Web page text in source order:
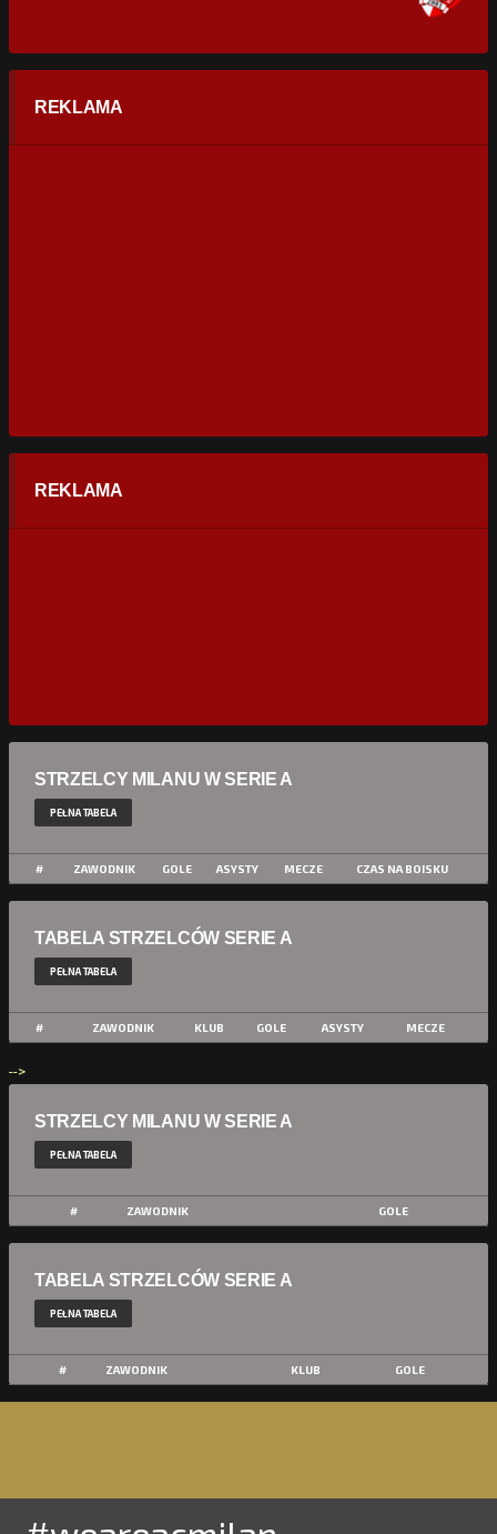
REKLAMA
REKLAMA
STRZELCY MILANU W SERIE A
PEŁNA TABELA
# ZAWODNIK GOLE ASYSTY MECZE CZAS NA BOISKU
TABELA STRZELCÓW SERIE A
PEŁNA TABELA
# ZAWODNIK KLUB GOLE ASYSTY MECZE
-->
STRZELCY MILANU W SERIE A
PEŁNA TABELA
# ZAWODNIK GOLE
TABELA STRZELCÓW SERIE A
PEŁNA TABELA
# ZAWODNIK KLUB GOLE